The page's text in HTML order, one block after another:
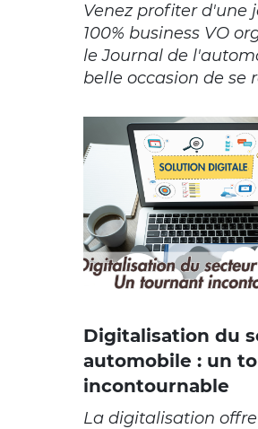
Venez profiter d'une
100% business VO
le Journal de
belle occasion de se
Digitalisation du
automobile : un
incontournable
La digitalisation